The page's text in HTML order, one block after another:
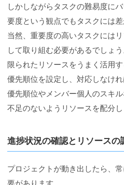
しかしながらタスクの難易度に
要度という観点でもタスクには差
当然、重要度の高いタスクには
して取り組む必要があるでしょう
限られたリソースをうまく活用
優先順位を設定し、対応しなけれ
優先順位やメンバー個人のスキ
不足のないようリソースを配分し
進捗状況の確認とリソースの
プロジェクトが動き出したら、